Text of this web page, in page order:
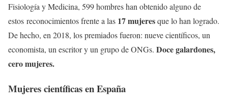
Fisiología y Medicina, 599 hombres han obtenido alguno de
estos reconocimientos frente a las 17 mujeresque lo han logrado.
De hecho, en 2018, los premiados fueron: nueve científicos, un
economista, un escritor y un grupo de ONGs. Doce galardones,
cero mujeres.
Mujeres científicas en España